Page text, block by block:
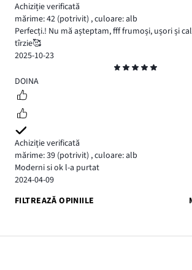
Achiziție verificată
mărime: 42 (potrivit) ,culoare: alb
Perfecți.! Nu mă așteptam, fff frumoși, ușori și
tîrzie🥰
2025-10-23
5
DOINA
Achiziție verificată
mărime: 39 (potrivit) ,culoare: alb
Moderni si ok l-a purtat
2024-04-09
FILTREAZĂ OPINIILE